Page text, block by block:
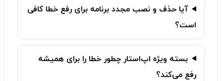
آیا حذف و نصب مجدد برنامه برای رفع خطا کافی
است؟
بسته ویژه اپ‌استار چطور خطا را برای همیشه
رفع می‌کند؟